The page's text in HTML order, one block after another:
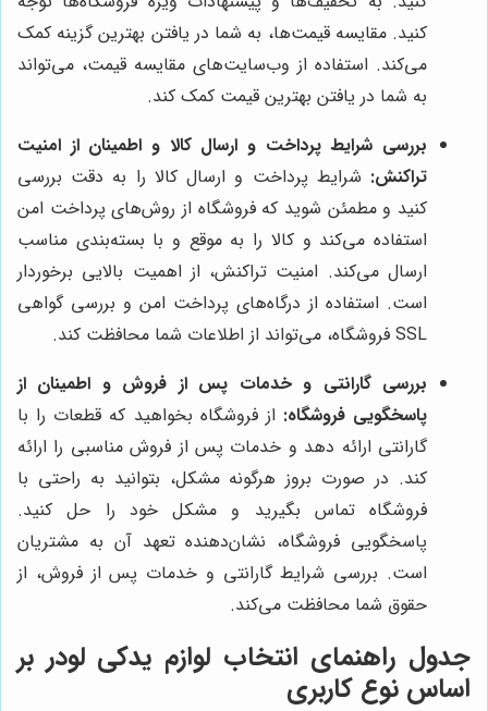
کنید. مقایسه قیمت‌ها، به شما در یافتن بهترین گزینه کمک
می‌کند. استفاده از وب‌سایت‌های مقایسه قیمت، می‌تواند
به شما در یافتن بهترین قیمت کمک کند.
بررسی شرایط پرداخت و ارسال کالا و اطمینان از امنیت
تراکنش: شرایط پرداخت و ارسال کالا را به دقت بررسی
کنید و مطمئن شوید که فروشگاه از روش‌های پرداخت امن
استفاده می‌کند و کالا را به موقع و با بسته‌بندی مناسب
ارسال می‌کند. امنیت تراکنش، از اهمیت بالایی برخوردار
است. استفاده از درگاه‌های پرداخت امن و بررسی گواهی
SSL فروشگاه، می‌تواند از اطلاعات شما محافظت کند.
بررسی گارانتی و خدمات پس از فروش و اطمینان از
پاسخگویی فروشگاه: از فروشگاه بخواهید که قطعات را با
گارانتی ارائه دهد و خدمات پس از فروش مناسبی را ارائه
کند. در صورت بروز هرگونه مشکل، بتوانید به راحتی با
فروشگاه تماس بگیرید و مشکل خود را حل کنید.
پاسخگویی فروشگاه، نشان‌دهنده تعهد آن به مشتریان
است. بررسی شرایط گارانتی و خدمات پس از فروش، از
حقوق شما محافظت می‌کند.
جدول راهنمای انتخاب لوازم یدکی لودر بر
اساس نوع کاربری